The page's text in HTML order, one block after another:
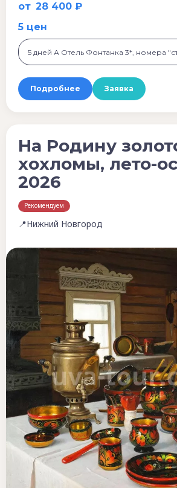
от 28 400 ₽
5 цен
Подробнее Заявка
На Родину
хохломы, лето-
2026
Рекомендуем
📍Нижний Новгород